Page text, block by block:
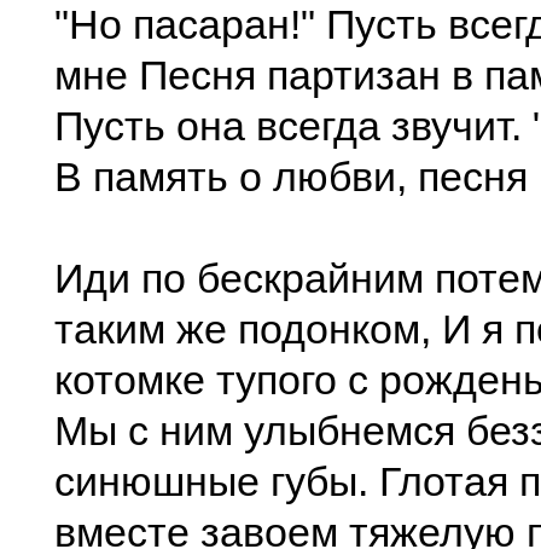
"Но пасаран!" Пусть
мне Песня партизан в
Пусть она всегда
В память о любви, песня
Иди по бескрайним
таким же подонком, И я
котомке тупого с
Мы с ним улыбнемся
синюшные губы. Глотая
вместе завоем тяжелую